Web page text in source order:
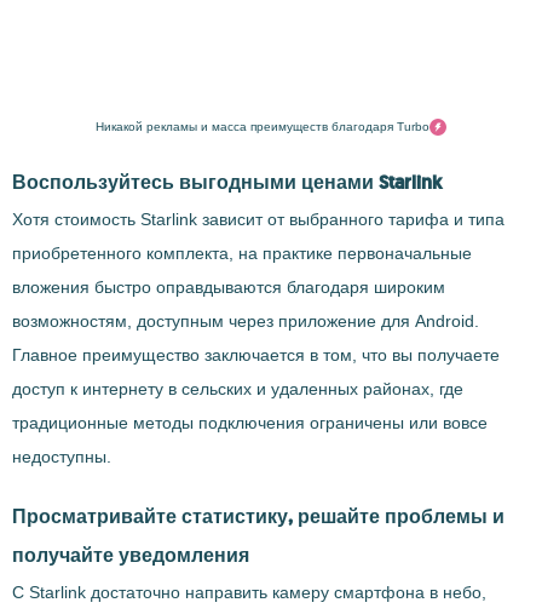
Никакой рекламы и масса преимуществ благодаря Turbo
Воспользуйтесь выгодными ценами Starlink
Хотя стоимость Starlink зависит от выбранного тарифа и типа
приобретенного комплекта, на практике первоначальные
вложения быстро оправдываются благодаря широким
возможностям, доступным через приложение для Android.
Главное преимущество заключается в том, что вы получаете
доступ к интернету в сельских и удаленных районах, где
традиционные методы подключения ограничены или вовсе
недоступны.
Просматривайте статистику, решайте проблемы и
получайте уведомления
С Starlink достаточно направить камеру смартфона в небо,